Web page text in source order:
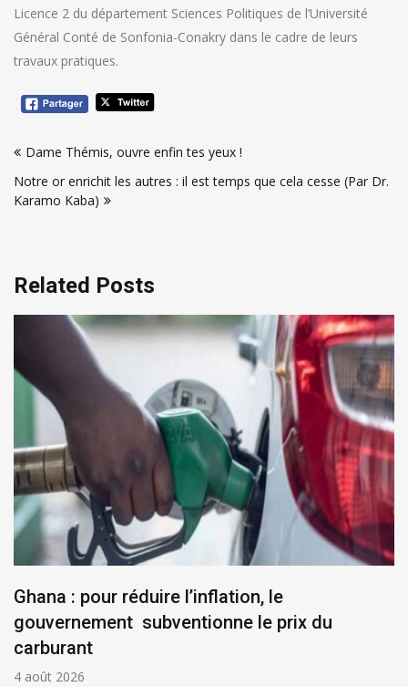
Licence 2 du département Sciences Politiques de l’Université
Général Conté de Sonfonia-Conakry dans le cadre de leurs
travaux pratiques.
de
l’article
Dame Thémis, ouvre enfin tes yeux !
Notre or enrichit les autres : il est temps que cela cesse (Par Dr.
Karamo Kaba)
Related Posts
Ghana : pour réduire l’inflation, le
gouvernement subventionne le prix du
carburant
4 août 2026